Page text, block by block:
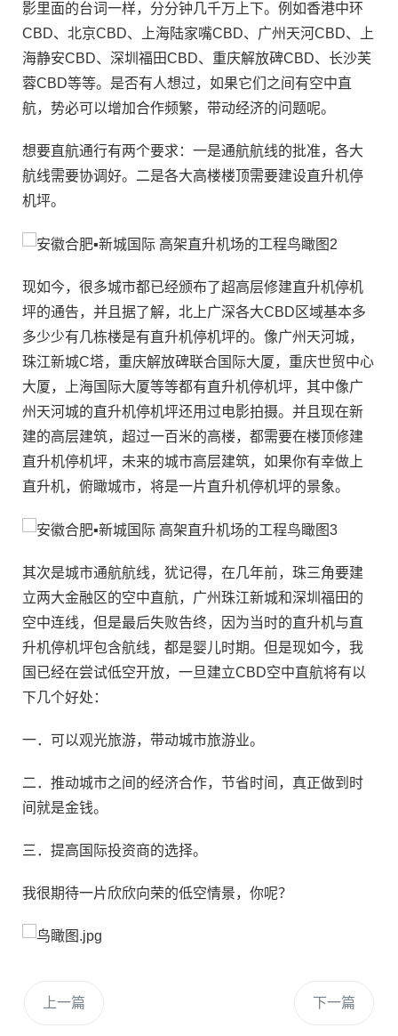
影里面的台词一样，分分钟几千万上下。例如香港中环
CBD、北京CBD、上海陆家嘴CBD、广州天河CBD、上
海静安CBD、深圳福田CBD、重庆解放碑CBD、长沙芙
蓉CBD等等。是否有人想过，如果它们之间有空中直
航，势必可以增加合作频繁，带动经济的问题呢。
想要直航通行有两个要求：一是通航航线的批准，各大
航线需要协调好。二是各大高楼楼顶需要建设直升机停
机坪。
现如今，很多城市都已经颁布了超高层修建直升机停机
坪的通告，并且据了解，北上广深各大CBD区域基本多
多少少有几栋楼是有直升机停机坪的。像广州天河城，
珠江新城C塔，重庆解放碑联合国际大厦，重庆世贸中心
大厦，上海国际大厦等等都有直升机停机坪，其中像广
州天河城的直升机停机坪还用过电影拍摄。并且现在新
建的高层建筑，超过一百米的高楼，都需要在楼顶修建
直升机停机坪，未来的城市高层建筑，如果你有幸做上
直升机，俯瞰城市，将是一片直升机停机坪的景象。
其次是城市通航航线，犹记得，在几年前，珠三角要建
立两大金融区的空中直航，广州珠江新城和深圳福田的
空中连线，但是最后失败告终，因为当时的直升机与直
升机停机坪包含航线，都是婴儿时期。但是现如今，我
国已经在尝试低空开放，一旦建立CBD空中直航将有以
下几个好处：
一．可以观光旅游，带动城市旅游业。
二．推动城市之间的经济合作，节省时间，真正做到时
间就是金钱。
三．提高国际投资商的选择。
我很期待一片欣欣向荣的低空情景，你呢？
上一篇 下一篇